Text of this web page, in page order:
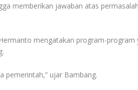
memberikan jawaban atas
mengatakan program-program
pemerintah,” ujar Bambang.